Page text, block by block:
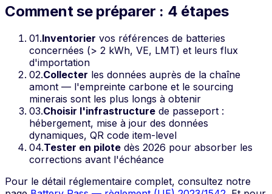
Comment se préparer : 4 étapes
01.Inventorier vos références de batteries
concernées (> 2 kWh, VE, LMT) et leurs flux
d'importation
02.Collecter les données auprès de la chaîne
amont — l'empreinte carbone et le sourcing
minerais sont les plus longs à obtenir
03.Choisir l'infrastructure de passeport :
hébergement, mise à jour des données
dynamiques, QR code item-level
04.Tester en pilote dès 2026 pour absorber les
corrections avant l'échéance
Pour le détail réglementaire complet, consultez notre